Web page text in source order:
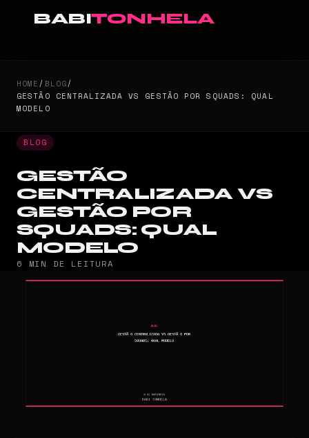
BABITONHELA
HOME/BLOG/
GESTÃO CENTRALIZADA VS GESTÃO POR SQUADS: QUAL
MODELO
BLOG
GESTÃO
CENTRALIZADA VS
GESTÃO POR
SQUADS: QUAL
MODELO
6 MIN DE LEITURA